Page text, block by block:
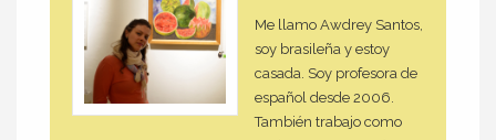
Me llamo Awdrey Santos,
soy brasileña y estoy
casada. Soy profesora de
español desde 2006.
También trabajo como